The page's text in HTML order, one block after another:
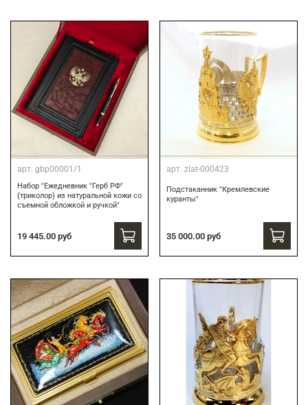
арт. gbp00001/1
Набор "Ежедневник "Герб РФ"
(триколор) из натуральной кожи со
съемной обложкой и ручкой"
19 445.00 руб
арт. zlat-000423
Подстаканник "Кремлевские
куранты"
35 000.00 руб